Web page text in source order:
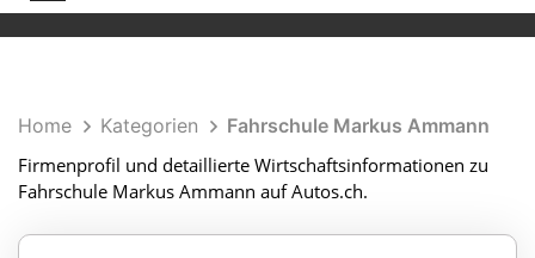
Home Kategorien
Fahrschule Markus Ammann
Firmenprofil und detaillierte Wirtschaftsinformationen zu
Fahrschule Markus Ammann auf Autos.ch.